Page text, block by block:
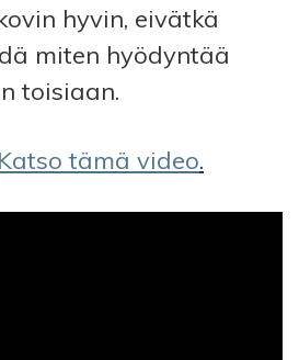
hyvin, eivätkä
miten hyödyntää
toisiaan.
Katso tämä video.